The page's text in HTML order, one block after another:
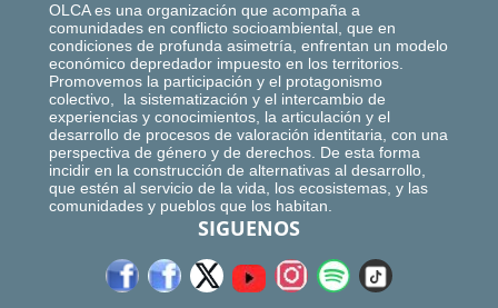
OLCA es una organización que acompaña a
comunidades en conflicto socioambiental, que en
condiciones de profunda asimetría, enfrentan un modelo
económico depredador impuesto en los territorios.
Promovemos la participación y el protagonismo
colectivo, la sistematización y el intercambio de
experiencias y conocimientos, la articulación y el
desarrollo de procesos de valoración identitaria, con una
perspectiva de género y de derechos. De esta forma
incidir en la construcción de alternativas al desarrollo,
que estén al servicio de la vida, los ecosistemas, y las
comunidades y pueblos que los habitan.
SIGUENOS